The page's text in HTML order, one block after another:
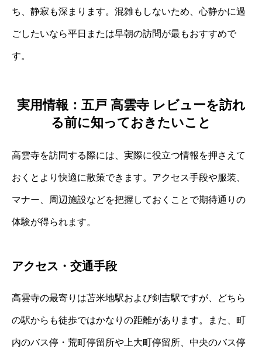
ち、静寂も深まります。混雑もしないため、心静かに過
ごしたいなら平日または早朝の訪問が最もおすすめで
す。
実用情報：五戸 高雲寺 レビューを訪れ
る前に知っておきたいこと
高雲寺を訪問する際には、実際に役立つ情報を押さえて
おくとより快適に散策できます。アクセス手段や服装、
マナー、周辺施設などを把握しておくことで期待通りの
体験が得られます。
アクセス・交通手段
高雲寺の最寄りは苫米地駅および剣吉駅ですが、どちら
の駅からも徒歩ではかなりの距離があります。また、町
内のバス停・荒町停留所や上大町停留所、中央のバス停